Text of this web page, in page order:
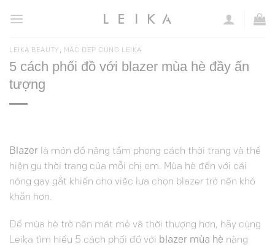
đến
dungLEIKA BEAUTY MẶC ĐẸP CÙNG LEIKA
5 cách phối đồ với blazer mùa hè đầy ấn
tượng
Blazer là món đồ nâng tầm phong cách thời trang và thể
hiện gu thời trang của mỗi chị em. Mùa hè đến với cái
nóng gay gắt khiến cho việc lựa chọn blazer trở nên khó
khăn hơn.
Để mùa hè trở nên mát mẻ và thời thượng hơn, hãy cùng
Leika tìm hiểu 5 cách phối đồ với blazer mùa hè nàng